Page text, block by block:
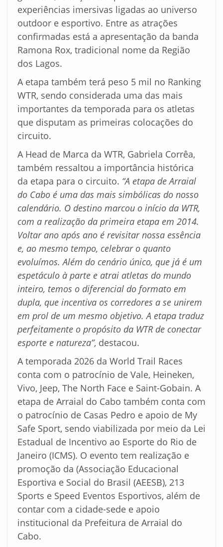
experiências imersivas ligadas ao universo
outdoor e esportivo. Entre as atrações
confirmadas está a apresentação da banda
Ramona Rox, tradicional nome da Região
dos Lagos.
A etapa também terá peso 5 mil no Ranking
WTR, sendo considerada uma das mais
importantes da temporada para os atletas
que disputam as primeiras colocações do
circuito.
A Head de Marca da WTR, Gabriela Corrêa,
também ressaltou a importância histórica
da etapa para o circuito. “A etapa de Arraial
do Cabo é uma das mais simbólicas do nosso
calendário. O destino marcou o início da WTR,
com a realização da primeira etapa em 2014.
Voltar ano após ano é revisitar nossa essência
e, ao mesmo tempo, celebrar o quanto
evoluímos. Além do cenário único, que já é um
espetáculo à parte e atrai atletas do mundo
inteiro, temos o diferencial do formato em
dupla, que incentiva os corredores a se unirem
em prol de um mesmo objetivo. A etapa traduz
perfeitamente o propósito da WTR de conectar
esporte e natureza”, destacou.
A temporada 2026 da World Trail Races
conta com o patrocínio de Vale, Heineken,
Vivo, Jeep, The North Face e Saint-Gobain. A
etapa de Arraial do Cabo também conta com
o patrocínio de Casas Pedro e apoio de My
Safe Sport, sendo viabilizada por meio da Lei
Estadual de Incentivo ao Esporte do Rio de
Janeiro (ICMS). O evento tem realização e
promoção da (Associação Educacional
Esportiva e Social do Brasil (AEESB), 213
Sports e Speed Eventos Esportivos, além de
contar com a cidade-sede e apoio
institucional da Prefeitura de Arraial do
Cabo.